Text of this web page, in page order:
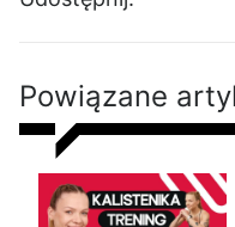
Powiązane